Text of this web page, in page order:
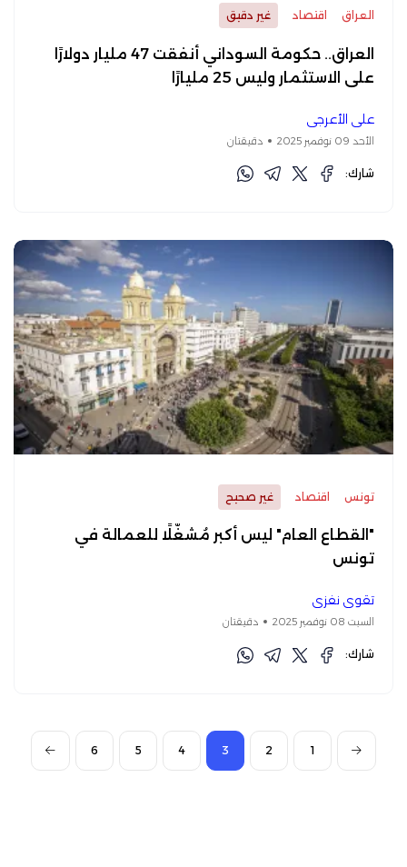
العراق اقتصاد غير دقيق
العراق.. حكومة السوداني أنفقت 47 مليار دولارًا
على الاستثمار وليس 25 مليارًا
علي الأعرجي
الأحد 09 نوفمبر 2025 دقيقتان
شارك:
تونس اقتصاد غير صحيح
"القطاع العام" ليس أكبر مُشغّلًا للعمالة في
تونس
تقوى نفزي
السبت 08 نوفمبر 2025 دقيقتان
شارك:
1
2
3
4
5
6